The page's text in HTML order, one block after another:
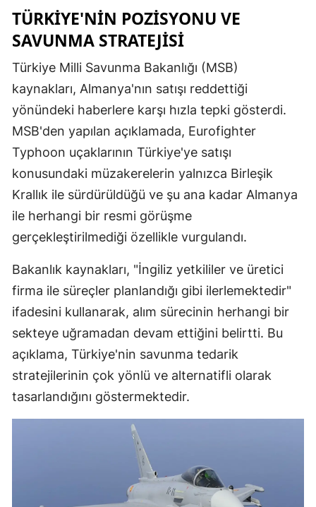
TÜRKIYE'NIN POZISYONU VE
SAVUNMA STRATEJISI
Türkiye Milli Savunma Bakanlığı (MSB)
kaynakları, Almanya'nın satışı reddettiği
yönündeki haberlere karşı hızla tepki gösterdi.
MSB'den yapılan açıklamada, Eurofighter
Typhoon uçaklarının Türkiye'ye satışı
konusundaki müzakerelerin yalnızca Birleşik
Krallık ile sürdürüldüğü ve şu ana kadar Almanya
ile herhangi bir resmi görüşme
gerçekleştirilmediği özellikle vurgulandı.
Bakanlık kaynakları, "İngiliz yetkililer ve üretici
firma ile süreçler planlandığı gibi ilerlemektedir"
ifadesini kullanarak, alım sürecinin herhangi bir
sekteye uğramadan devam ettiğini belirtti. Bu
açıklama, Türkiye'nin savunma tedarik
stratejilerinin çok yönlü ve alternatifli olarak
tasarlandığını göstermektedir.